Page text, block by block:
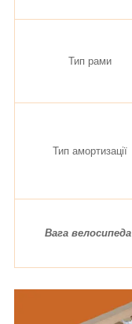
Тип рами
Тип амортизації
Вага велосипеда